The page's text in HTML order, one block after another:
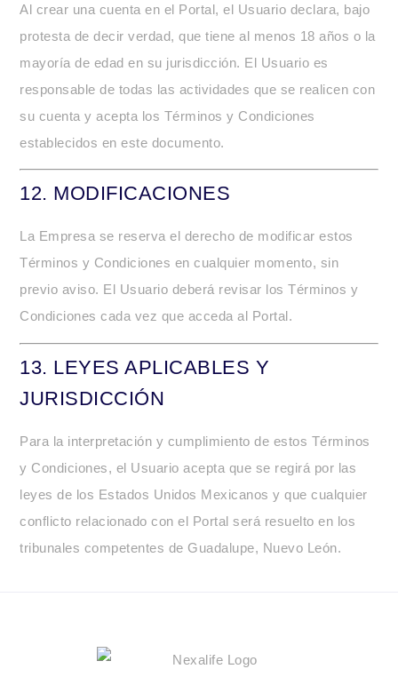
Al crear una cuenta en el Portal, el Usuario declara, bajo
protesta de decir verdad, que tiene al menos 18 años o la
mayoría de edad en su jurisdicción. El Usuario es
responsable de todas las actividades que se realicen con
su cuenta y acepta los Términos y Condiciones
establecidos en este documento.
12. MODIFICACIONES
La Empresa se reserva el derecho de modificar estos
Términos y Condiciones en cualquier momento, sin
previo aviso. El Usuario deberá revisar los Términos y
Condiciones cada vez que acceda al Portal.
13. LEYES APLICABLES Y
JURISDICCIÓN
Para la interpretación y cumplimiento de estos Términos
y Condiciones, el Usuario acepta que se regirá por las
leyes de los Estados Unidos Mexicanos y que cualquier
conflicto relacionado con el Portal será resuelto en los
tribunales competentes de Guadalupe, Nuevo León.